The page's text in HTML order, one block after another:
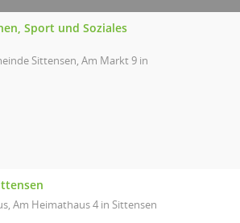
Sport und Soziales
Sittensen, Am Markt 9 in
Am Heimathaus 4 in Sittensen